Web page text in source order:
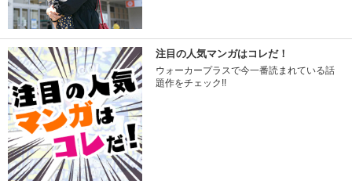
注目の人気マンガはコレだ！
ウォーカープラスで今一番読まれている話
題作をチェック!!